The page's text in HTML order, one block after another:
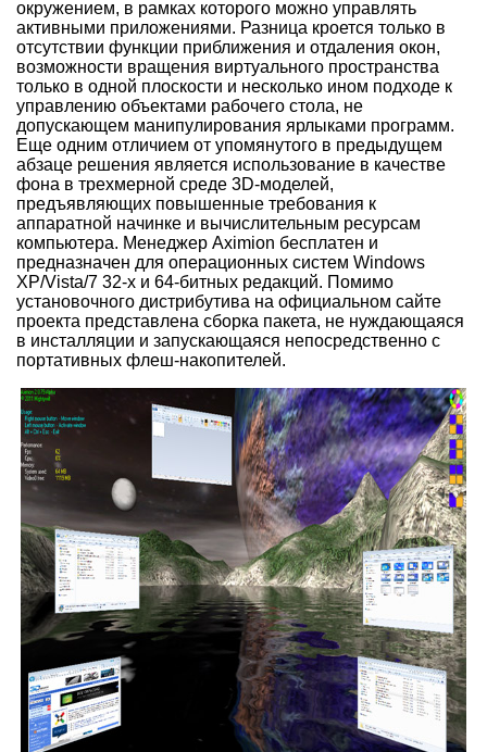
окружением, в рамках которого можно управлять
активными приложениями. Разница кроется только в
отсутствии функции приближения и отдаления окон,
возможности вращения виртуального пространства
только в одной плоскости и несколько ином подходе к
управлению объектами рабочего стола, не
допускающем манипулирования ярлыками программ.
Еще одним отличием от упомянутого в предыдущем
абзаце решения является использование в качестве
фона в трехмерной среде 3D-моделей,
предъявляющих повышенные требования к
аппаратной начинке и вычислительным ресурсам
компьютера. Менеджер Aximion бесплатен и
предназначен для операционных систем Windows
XP/Vista/7 32-х и 64-битных редакций. Помимо
установочного дистрибутива на официальном сайте
проекта представлена сборка пакета, не нуждающаяся
в инсталляции и запускающаяся непосредственно с
портативных флеш-накопителей.